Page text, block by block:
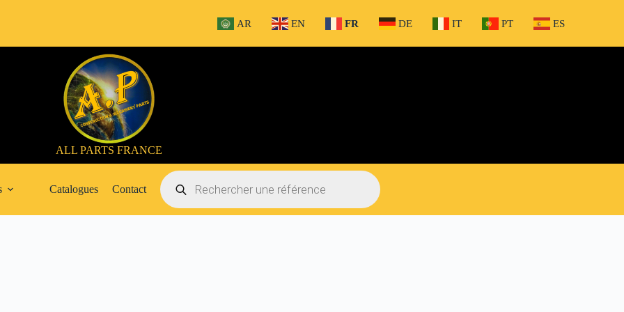
AR EN FR DE IT PT ES
ALL PARTS FRANCE
Catalogues Contact
Recherche
de
produits